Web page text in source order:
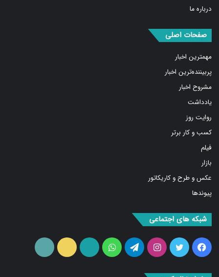
درباره ما
صفحات اصلی
مهمترین اخبار
پربیننده‌ترین اخبار
مشروح اخبار
یادداشت
روایت روز
کسب و کار برتر
فیلم
بازار
عکس و طرح و کاریکاتور
پیوندها
شبکه های اجتماعی
فیس
توییتر اینستاگرامتلگرام واتس
آپارات ایتا